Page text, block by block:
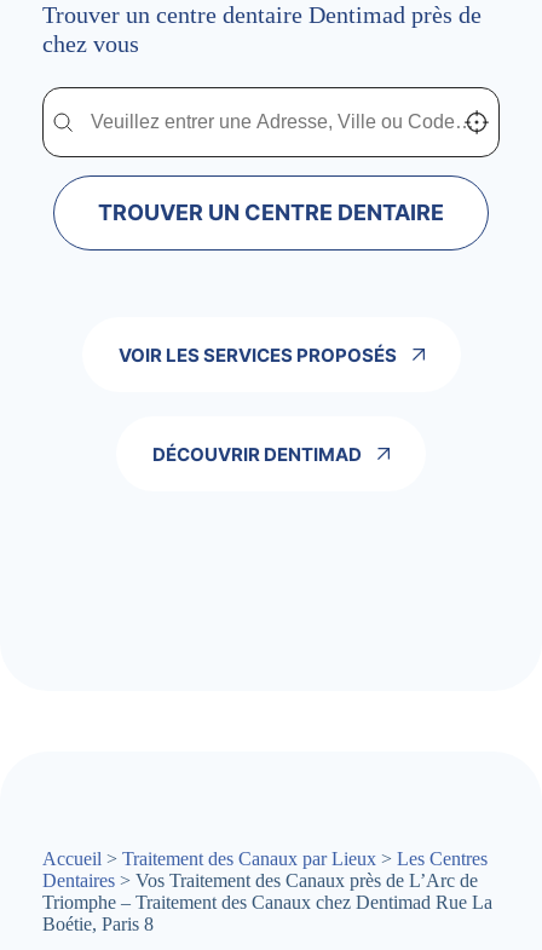
Trouver un centre dentaire Dentimad près de
chez vous
Trouver un centre dentaire Dentimad près de
Trouver un centre dentaire Dentimad près de chez vous Localisez-
TROUVER UN CENTRE DENTAIRE
VOIR LES SERVICES PROPOSÉS
DÉCOUVRIR DENTIMAD
Accueil > Traitement des Canaux par Lieux > Les Centres
Dentaires > Vos Traitement des Canaux près de L’Arc de
Triomphe – Traitement des Canaux chez Dentimad Rue La
Boétie, Paris 8